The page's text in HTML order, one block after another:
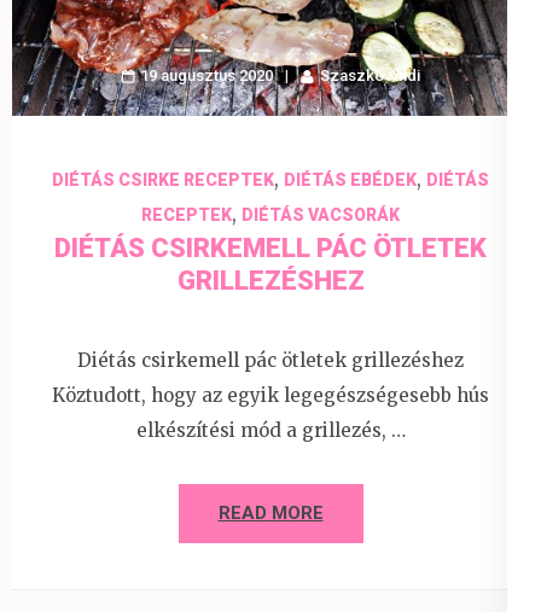
19 augusztus 2020 Szaszkó Andi
DIÉTÁS CSIRKE RECEPTEK, DIÉTÁS EBÉDEK, DIÉTÁS
RECEPTEK, DIÉTÁS VACSORÁK
DIÉTÁS CSIRKEMELL PÁC ÖTLETEK
GRILLEZÉSHEZ
Diétás csirkemell pác ötletek grillezéshez
Köztudott, hogy az egyik legegészségesebb hús
elkészítési mód a grillezés, …
READ MORE